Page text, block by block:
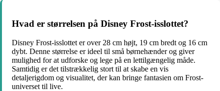
Hvad er størrelsen på Disney Frost-isslottet?
Disney Frost-isslottet er over 28 cm højt, 19 cm bredt og 16 cm
dybt. Denne størrelse er ideel til små børnehænder og giver
mulighed for at udforske og lege på en lettilgængelig måde.
Samtidig er det tilstrækkelig stort til at skabe en vis
detaljerigdom og visualitet, der kan bringe fantasien om Frost-
universet til live.